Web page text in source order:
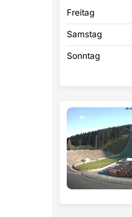
Freitag
Samstag
Sonntag